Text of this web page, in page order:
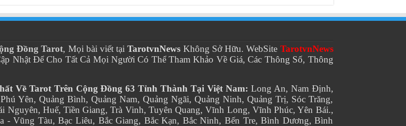
Đồng Tarot, Mọi bài viết tạiTarotvnNews Không Sở Hữu. WebSite TarotvnNews
Nhật Để Cho Tất Cả Mọi Người Có Thể Tham Khảo Về Giá, Các Thông Số, Thông
Về Tarot Trên Cộng Đồng 63 Tỉnh Thành Tại Việt Nam: Long An, Nam Định,
Yên, Quảng Bình, Quảng Nam, Quảng Ngãi, Quảng Ninh, Quảng Trị, Sóc Trăng,
Nguyên, Huế, Tiền Giang, Trà Vinh, Tuyên Quang, Vĩnh Long, Vĩnh Phúc, Yên Bái.,
- Vũng Tàu, Bạc Liêu, Bắc Giang, Bắc Kạn, Bắc Ninh, Bến Tre, Bình Dương, Bình